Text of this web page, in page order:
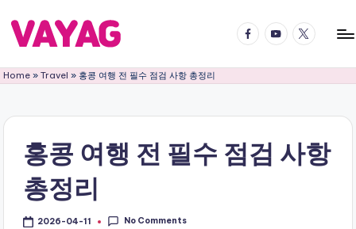
Skip
content
A
Y
G
여
행
내
외
FacebookYouTubeTwitter
Home » Travel » 홍콩 여행 전 필수 점검 사항 총정리
홍콩 여행 전 필수 점검 사항
총정리
2026-04-11 No Comments